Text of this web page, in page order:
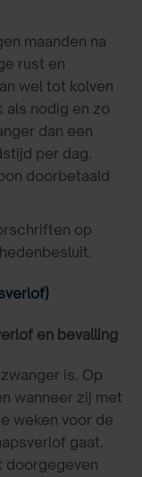
maanden na
rust en
wel tot kolven
als nodig en zo
dan een
per dag.
doorbetaald
op
en bevalling
is. Op
wanneer zij met
weken voor de
gaat.
doorgegeven